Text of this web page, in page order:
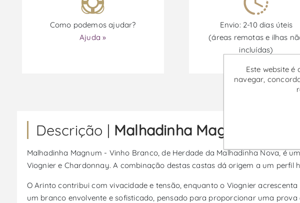
Como podemos ajudar?
Ajuda »
Envio: 2-10 dias úteis
(áreas remotas e ilhas
incluídas)
Promoções
Descrição | Malhadinha Magnum -
Malhadinha Magnum - Vinho Branco, de Herdade da Malhadinha Nova, é
Viognier e Chardonnay. A combinação destas castas dá origem a um
O Arinto contribui com vivacidade e tensão, enquanto o Viognier
um branco envolvente e sofisticado, pensado para proporcionar uma
Este website é
navegar,